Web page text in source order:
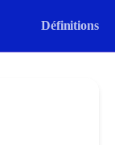
Définitions